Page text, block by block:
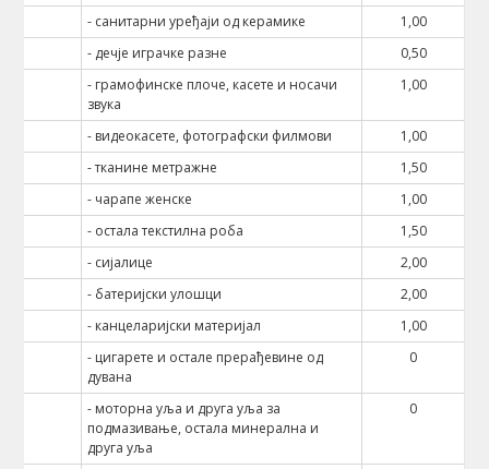
- санитарни уређаји од керамике
1,00
- дечје играчке разне
0,50
- грамофинске плоче, касете и носачи
звука
1,00
- видеокасете, фотографски филмови
1,00
- тканине метражне
1,50
- чарапе женске
1,00
- остала текстилна роба
1,50
- сијалице
2,00
- батеријски улошци
2,00
- канцеларијски материјал
1,00
- цигарете и остале прерађевине од
дувана
0
- моторна уља и друга уља за
подмазивање, остала минерална и
друга уља
0